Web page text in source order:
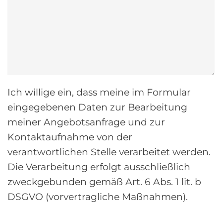
Ich willige ein, dass meine im Formular
eingegebenen Daten zur Bearbeitung
meiner Angebotsanfrage und zur
Kontaktaufnahme von der
verantwortlichen Stelle verarbeitet werden.
Die Verarbeitung erfolgt ausschließlich
zweckgebunden gemäß Art. 6 Abs. 1 lit. b
DSGVO (vorvertragliche Maßnahmen).